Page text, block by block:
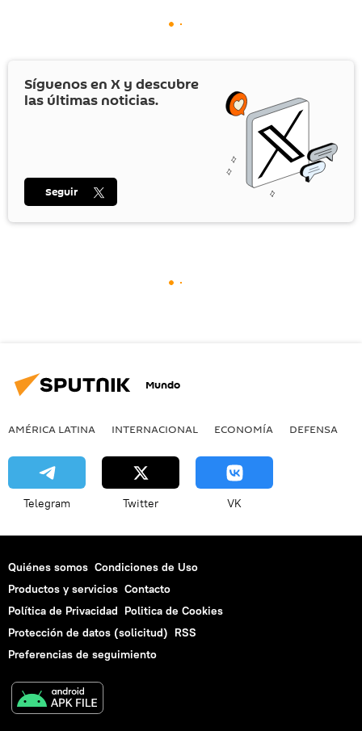
Síguenos en X y descubre
las últimas noticias.
Seguir
Mundo
AMÉRICA LATINA INTERNACIONAL ECONOMÍA DEFENSA
Telegram Twitter VK
Quiénes somos Condiciones de Uso
Productos y servicios Contacto
Política de Privacidad Politica de Cookies
Protección de datos (solicitud) RSS
Preferencias de seguimiento